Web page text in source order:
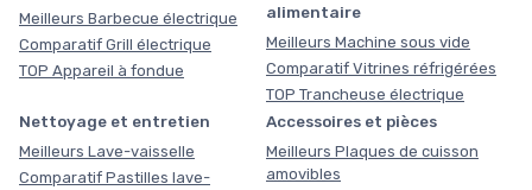
Meilleurs Barbecue électrique
Comparatif Grill électrique
TOP Appareil à fondue
alimentaire
Meilleurs Machine sous vide
Comparatif Vitrines réfrigérées
TOP Trancheuse électrique
Nettoyage et entretien
Meilleurs Lave-vaisselle
Comparatif Pastilles lave-
Accessoires et pièces
Meilleurs Plaques de cuisson
amovibles